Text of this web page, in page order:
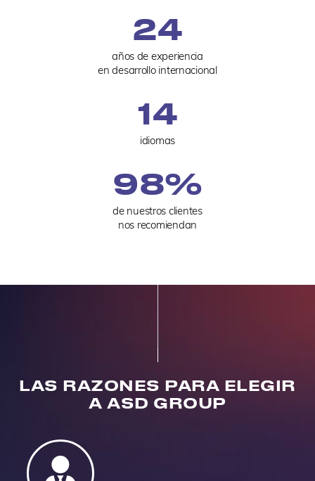
años de experiencia
en desarrollo internacional
24
idiomas
14
de nuestros clientes
nos recomiendan
98%
LAS RAZONES PARA ELEGIR
A ASD GROUP